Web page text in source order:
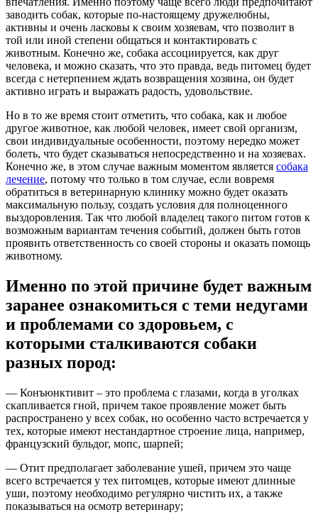
заводить собак, которые по-настоящему дружелюбны,
активны и очень ласковы к своим хозяевам, что позволит в
той или иной степени общаться и контактировать с
животным. Конечно же, собака ассоциируется, как друг
человека, и можно сказать, что это правда, ведь питомец будет
всегда с нетерпением ждать возвращения хозяина, он будет
активно играть и выражать радость, удовольствие.
Но в то же время стоит отметить, что собака, как и любое
другое животное, как любой человек, имеет свой организм,
свои индивидуальные особенности, поэтому нередко может
болеть, что будет сказываться непосредственно и на хозяевах.
Конечно же, в этом случае важным моментом является собака
лечение, потому что только в том случае, если вовремя
обратиться в ветеринарную клинику можно будет оказать
максимальную пользу, создать условия для полноценного
выздоровления. Так что любой владелец такого питом готов к
возможным вариантам течения событий, должен быть готов
проявить ответственность со своей стороны и оказать помощь
животному.
Именно по этой причине будет важным
заранее ознакомиться с теми недугами
и проблемами со здоровьем, с
которыми сталкиваются собаки
разных пород:
— Конъюнктивит – это проблема с глазами, когда в уголках
скапливается гной, причем такое проявление может быть
распространено у всех собак, но особенно часто встречается у
тех, которые имеют нестандартное строение лица, например,
французский бульдог, мопс, шарпей;
— Отит предполагает заболевание ушей, причем это чаще
всего встречается у тех питомцев, которые имеют длинные
уши, поэтому необходимо регулярно чистить их, а также
показываться на осмотр ветеринару;